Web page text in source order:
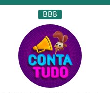
BBB